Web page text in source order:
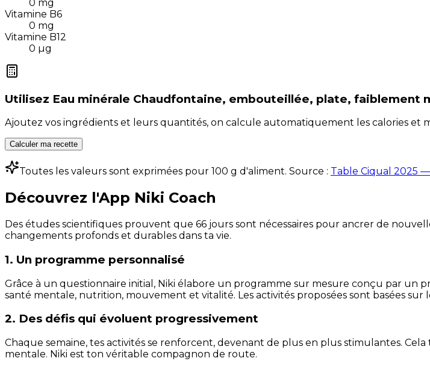
0 mg
Vitamine B6
0 mg
Vitamine B12
0 µg
Utilisez Eau minérale Chaudfontaine, embouteillée, plate, faiblement
Ajoutez vos ingrédients et leurs quantités, on calcule automatiquement les calories et
Calculer ma recette
Toutes les valeurs sont exprimées pour 100 g d'aliment. Source : Table Ciqual 2025 —
Découvrez l'App Niki Coach
Des études scientifiques prouvent que 66 jours sont nécessaires pour ancrer de
changements profonds et durables dans ta vie.
1. Un programme personnalisé
Grâce à un questionnaire initial, Niki élabore un programme sur mesure conçu par un
santé mentale, nutrition, mouvement et vitalité. Les activités proposées sont basées
2. Des défis qui évoluent progressivement
Chaque semaine, tes activités se renforcent, devenant de plus en plus stimulantes.
mentale. Niki est ton véritable compagnon de route.